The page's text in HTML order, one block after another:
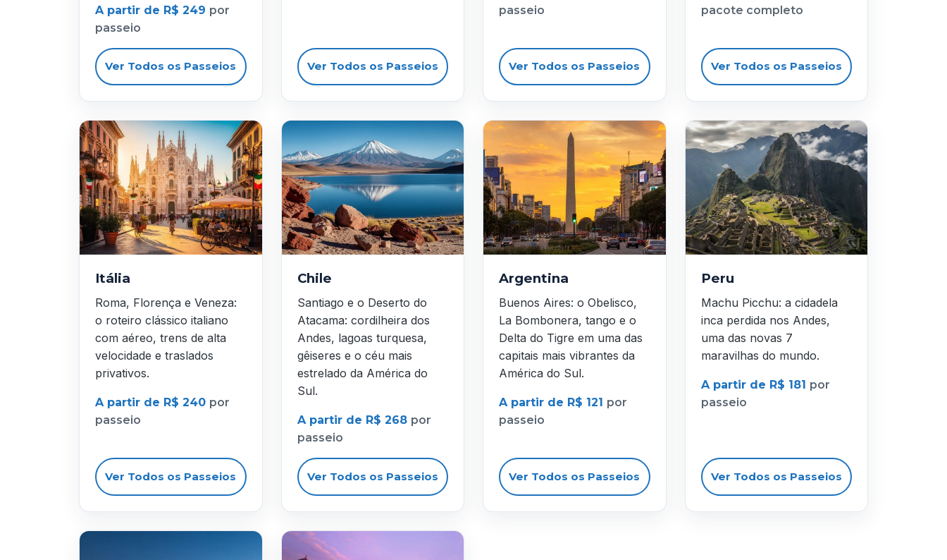
A partir de R$ 249 por
passeio
Ver Todos os Passeios Ver Todos os Passeios
passeio
Ver Todos os Passeios
pacote completo
Ver Todos os Passeios
Itália
Roma, Florença e Veneza:
o roteiro clássico italiano
com aéreo, trens de alta
velocidade e traslados
privativos.
A partir de R$ 240 por
passeio
Ver Todos os Passeios
Chile
Santiago e o Deserto do
Atacama: cordilheira dos
Andes, lagoas turquesa,
gêiseres e o céu mais
estrelado da América do
Sul.
A partir de R$ 268 por
passeio
Ver Todos os Passeios
Argentina
Buenos Aires: o Obelisco,
La Bombonera, tango e o
Delta do Tigre em uma das
capitais mais vibrantes da
América do Sul.
A partir de R$ 121 por
passeio
Ver Todos os Passeios
Peru
Machu Picchu: a cidadela
inca perdida nos Andes,
uma das novas 7
maravilhas do mundo.
A partir de R$ 181 por
passeio
Ver Todos os Passeios